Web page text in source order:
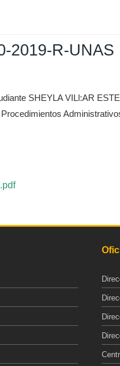
2019-R-UNAS
SHEYLA VILl:AR